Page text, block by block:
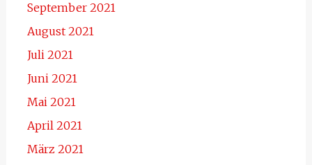
September 2021
August 2021
Juli 2021
Juni 2021
Mai 2021
April 2021
März 2021